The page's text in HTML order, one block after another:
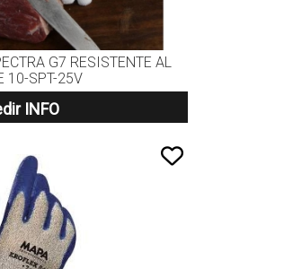
G7 RESISTENTE AL
10-SPT-25V
INFO